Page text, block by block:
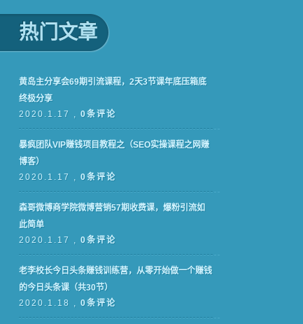
热门文章
黄岛主分享会69期引流课程，2天3节课年底压箱底
终极分享
2020.1.17 , 0条评论
暴疯团队VIP赚钱项目教程之（SEO实操课程之网赚
博客）
2020.1.17 , 0条评论
森哥微博商学院微博营销57期收费课，爆粉引流如
此简单
2020.1.17 , 0条评论
老李校长今日头条赚钱训练营，从零开始做一个赚钱
的今日头条课（共30节）
2020.1.18 , 0条评论